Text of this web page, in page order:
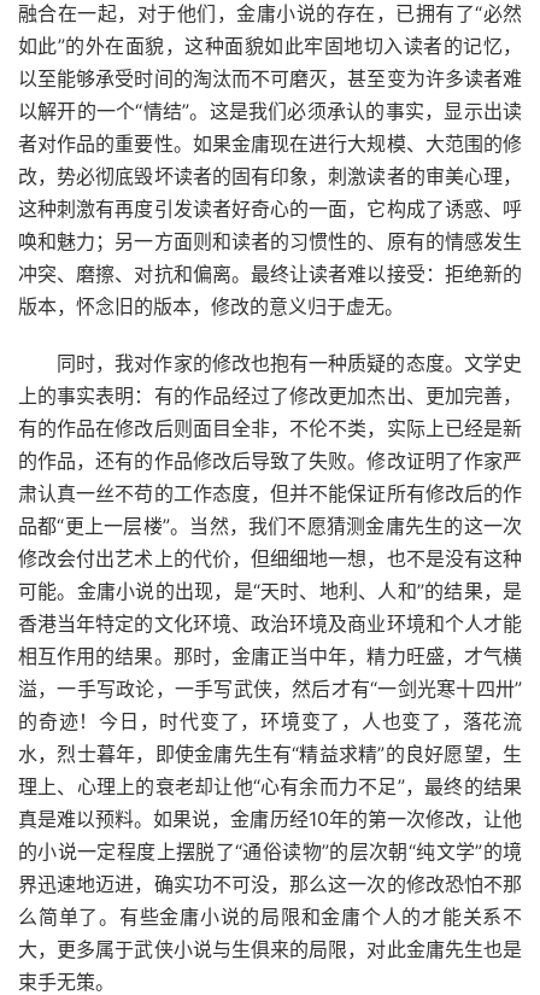
融合在一起，对于他们，金庸小说的存在，已拥有了“必然
如此”的外在面貌，这种面貌如此牢固地切入读者的记忆，
以至能够承受时间的淘汰而不可磨灭，甚至变为许多读者难
以解开的一个“情结”。这是我们必须承认的事实，显示出读
者对作品的重要性。如果金庸现在进行大规模、大范围的修
改，势必彻底毁坏读者的固有印象，刺激读者的审美心理，
这种刺激有再度引发读者好奇心的一面，它构成了诱惑、呼
唤和魅力；另一方面则和读者的习惯性的、原有的情感发生
冲突、磨擦、对抗和偏离。最终让读者难以接受：拒绝新的
版本，怀念旧的版本，修改的意义归于虚无。
同时，我对作家的修改也抱有一种质疑的态度。文学史
上的事实表明：有的作品经过了修改更加杰出、更加完善，
有的作品在修改后则面目全非，不伦不类，实际上已经是新
的作品，还有的作品修改后导致了失败。修改证明了作家严
肃认真一丝不苟的工作态度，但并不能保证所有修改后的作
品都“更上一层楼”。当然，我们不愿猜测金庸先生的这一次
修改会付出艺术上的代价，但细细地一想，也不是没有这种
可能。金庸小说的出现，是“天时、地利、人和”的结果，是
香港当年特定的文化环境、政治环境及商业环境和个人才能
相互作用的结果。那时，金庸正当中年，精力旺盛，才气横
溢，一手写政论，一手写武侠，然后才有“一剑光寒十四卅”
的奇迹！今日，时代变了，环境变了，人也变了，落花流
水，烈士暮年，即使金庸先生有“精益求精”的良好愿望，生
理上、心理上的衰老却让他“心有余而力不足”，最终的结果
真是难以预料。如果说，金庸历经10年的第一次修改，让他
的小说一定程度上摆脱了“通俗读物”的层次朝“纯文学”的境
界迅速地迈进，确实功不可没，那么这一次的修改恐怕不那
么简单了。有些金庸小说的局限和金庸个人的才能关系不
大，更多属于武侠小说与生俱来的局限，对此金庸先生也是
束手无策。